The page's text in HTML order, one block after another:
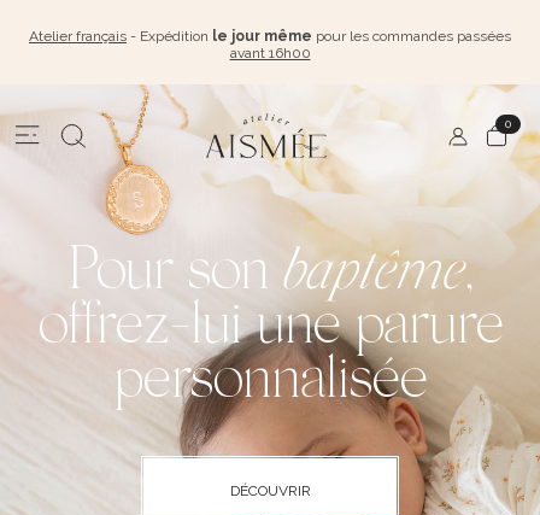
Atelier français - Expédition le jour même pour les commandes passées
avant 16h00
0
Pour son baptême,
offrez-lui une parure
personnalisée
DÉCOUVRIR